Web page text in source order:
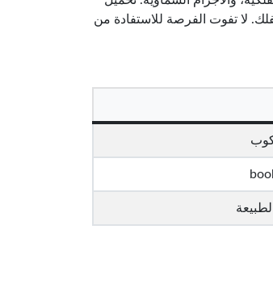
لا تفوت الفرصة للاستفادة من